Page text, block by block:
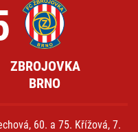
ZBROJOVKA
BRNO
60. a 75. Křížová, 7.